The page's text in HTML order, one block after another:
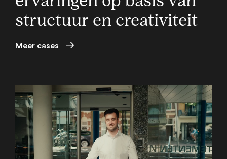
structuur en creativiteit
Meer cases